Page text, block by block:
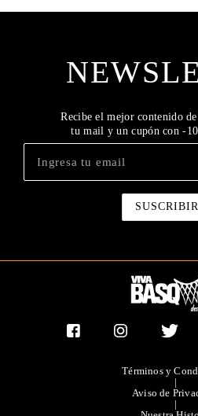
Recibe el mejor contenido
tu mail y un cupón con -
Términos y
|
Aviso de
|